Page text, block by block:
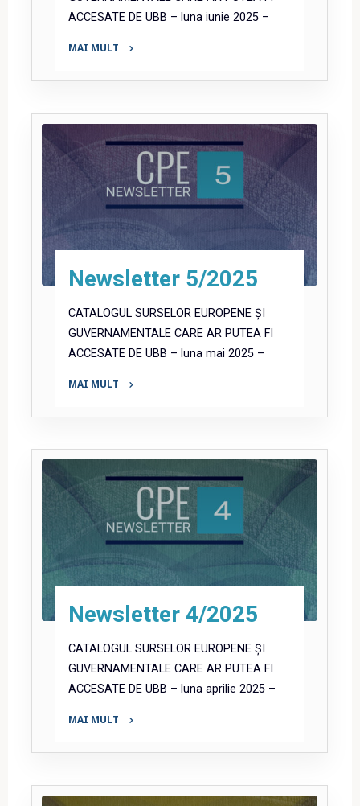
ACCESATE DE UBB – luna iunie 2025 –
MAI MULT
6/2025"
Newsletter 5/2025
CATALOGUL SURSELOR EUROPENE ȘI
GUVERNAMENTALE CARE AR PUTEA FI
ACCESATE DE UBB – luna mai 2025 –
MAI MULT
5/2025"
Newsletter 4/2025
CATALOGUL SURSELOR EUROPENE ȘI
GUVERNAMENTALE CARE AR PUTEA FI
ACCESATE DE UBB – luna aprilie 2025 –
MAI MULT
4/2025"